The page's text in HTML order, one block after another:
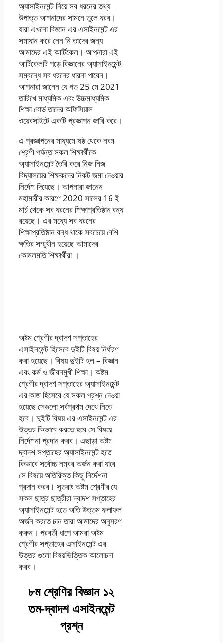
অ্যাসাইনমেন্ট নিয়ে সব ধরনের তথ্য
উপাত্ত আপনাদের সামনে তুলে ধরব।
যারা এখনো বিজ্ঞান এর এসাইনমেন্ট এর
সমাধান করে নেন নি তাদের জন্য
আমাদের এই আর্টিকেল। আপনারা এই
আর্টিকেলটি পড়ে বিজ্ঞানের অ্যাসাইনমেন্ট
সম্বন্ধে সব ধরনের ধারনা পাবেন।
আপনারা জানেন যে গত 25 মে 2021
তারিখে মাধ্যমিক এবং উচ্চমাধ্যমিক
শিক্ষা বোর্ড তাদের অফিসিয়াল
ওয়েবসাইটে একটি প্রজ্ঞাপন জারি করে।
এ প্রজ্ঞাপনের মাধ্যমে ষষ্ঠ থেকে নবম
শ্রেণী পর্যন্ত সকল শিক্ষার্থীকে
অ্যাসাইনমেন্ট তৈরি করে নিজ নিজ
বিদ্যালয়ের শিক্ষকদের নিকট জমা দেওয়ার
নির্দেশ দিয়েছে। আপনারা জানেন
মহামারীর কারণে 2020 সালের 16 ই
মার্চ থেকে সব ধরনের শিক্ষাপ্রতিষ্ঠান বন্ধ
রয়েছে। এর মধ্যে সব ধরনের
শিক্ষাপ্রতিষ্ঠান বন্ধ থাকে সবচেয়ে বেশি
ক্ষতির সম্মুখীন হয়েছে আমাদের
কোমলমতি শিক্ষার্থীরা ।
অষ্টম শ্রেণীর দ্বাদশ সপ্তাহের
এসাইনমেন্ট হিসেবে দুইটি বিষয় নির্ধারণ
করা হয়েছে। বিষয় দুইটি হল – বিজ্ঞান
এবং কর্ম ও জীবনমুখী শিক্ষা। অষ্টম
শ্রেণীর দ্বাদশ সপ্তাহের অ্যাসাইনমেন্ট
এর কাজ হিসেবে যে সকল প্রশ্ন দেওয়া
হয়েছে সেগুলো সর্বপ্রথম দেখে নিতে
হবে। দুইটি বিষয় এর এসাইনমেন্ট এর
উত্তর কিভাবে করতে হবে সে বিষয়ে
নির্দেশনা প্রদান করব। এছাড়া অষ্টম
দ্বাদশ সপ্তাহের অ্যাসাইনমেন্ট হতে
কিভাবে সর্বোচ্চ নম্বর অর্জন করা যাবে
সে বিষয়ে অতিরিক্ত কিছু নির্দেশনা
প্রদান করব। সুতরাং অষ্টম শ্রেণীর যে
সকল ছাত্র ছাত্রীরা দ্বাদশ সপ্তাহের
অ্যাসাইনমেন্ট হতে অতি উত্তম ফলাফল
অর্জন করতে চান তারা আমাদের অনুসরণ
করুন। পরবর্তী ধাপে আমরা অষ্টম
শ্রেণীর সপ্তাহের এসাইনমেন্ট এর
উত্তর গুলো বিষয়ভিত্তিক আলোচনা
করব।
৮ম শ্রেণির বিজ্ঞান ১২
তম-দ্বাদশ এসাইনমেন্ট
প্রশ্ন